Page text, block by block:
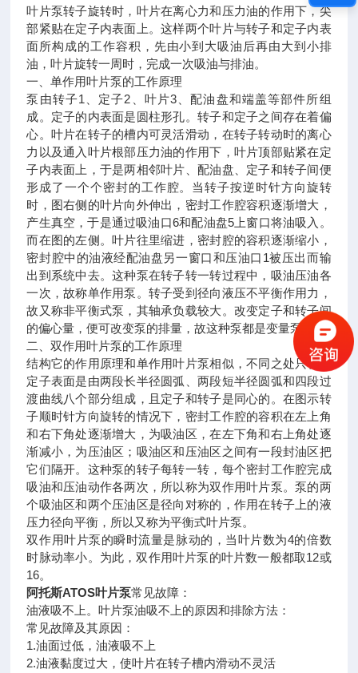
叶片泵转子旋转时，叶片在离心力和压力油的作用下，尖
部紧贴在定子内表面上。这样两个叶片与转子和定子内表
面所构成的工作容积，先由小到大吸油后再由大到小排
油，叶片旋转一周时，完成一次吸油与排油。
一、单作用叶片泵的工作原理
泵由转子1、定子2、叶片3、配油盘和端盖等部件所组
成。定子的内表面是圆柱形孔。转子和定子之间存在着偏
心。叶片在转子的槽内可灵活滑动，在转子转动时的离心
力以及通入叶片根部压力油的作用下，叶片顶部贴紧在定
子内表面上，于是两相邻叶片、配油盘、定子和转子间便
形成了一个个密封的工作腔。当转子按逆时针方向旋转
时，图右侧的叶片向外伸出，密封工作腔容积逐渐增大，
产生真空，于是通过吸油口6和配油盘5上窗口将油吸入。
而在图的左侧。叶片往里缩进，密封腔的容积逐渐缩小，
密封腔中的油液经配油盘另一窗口和压油口1被压出而输
出到系统中去。这种泵在转子转一转过程中，吸油压油各
一次，故称单作用泵。转子受到径向液压不平衡作用力，
故又称非平衡式泵，其轴承负载较大。改变定子和转子间
的偏心量，便可改变泵的排量，故这种泵都是变量泵。
二、双作用叶片泵的工作原理
结构它的作用原理和单作用叶片泵相似，不同之处只在于
定子表面是由两段长半径圆弧、两段短半径圆弧和四段过
渡曲线八个部分组成，且定子和转子是同心的。在图示转
子顺时针方向旋转的情况下，密封工作腔的容积在左上角
和右下角处逐渐增大，为吸油区，在左下角和右上角处逐
渐减小，为压油区；吸油区和压油区之间有一段封油区把
它们隔开。这种泵的转子每转一转，每个密封工作腔完成
吸油和压油动作各两次，所以称为双作用叶片泵。泵的两
个吸油区和两个压油区是径向对称的，作用在转子上的液
压力径向平衡，所以又称为平衡式叶片泵。
双作用叶片泵的瞬时流量是脉动的，当叶片数为4的倍数
时脉动率小。为此，双作用叶片泵的叶片数一般都取12或
16。
阿托斯ATOS叶片泵常见故障：
油液吸不上。叶片泵油吸不上的原因和排除方法：
常见故障及其原因：
1.油面过低，油液吸不上
2.油液黏度过大，使叶片在转子槽内滑动不灵活